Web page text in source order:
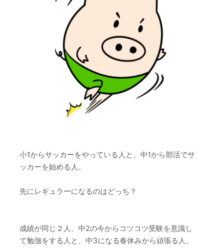
小1からサッカーをやっている人と、中1から部活でサ
ッカーを始める人。
先にレギュラーになるのはどっち？
成績が同じ２人、中2の今からコツコツ受験を意識し
て勉強をする人と、中3になる春休みから頑張る人。